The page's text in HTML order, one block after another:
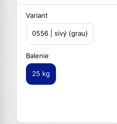
Variant
0556 | sivý (grau)
Balenie
25 kg